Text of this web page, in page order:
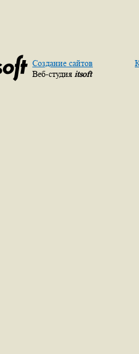
Создание сайтов
Веб-студия itsoft